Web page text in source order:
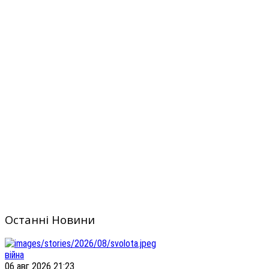
Останні Новини
війна
06 авг 2026 21:23